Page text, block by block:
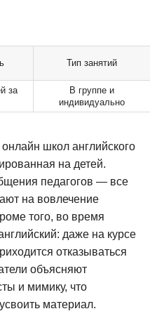
Тип занятий
за
В группе и
индивидуально
школ английского
на детей.
педагогов — все
на вовлечение
того, во время
даже на курсе
отказываться
объясняют
и мимику, что
материал.